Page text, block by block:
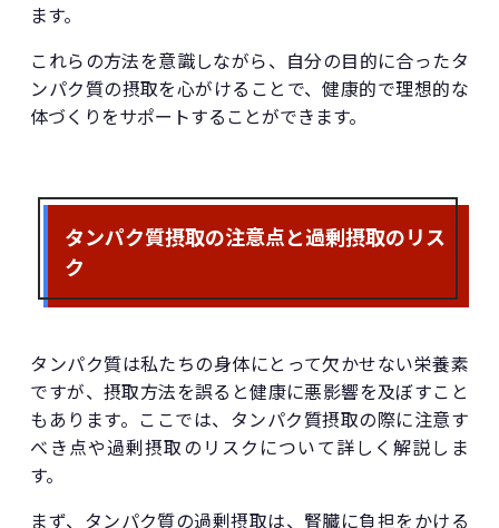
ます。
これらの方法を意識しながら、自分の目的に合ったタ
ンパク質の摂取を心がけることで、健康的で理想的な
体づくりをサポートすることができます。
タンパク質摂取の注意点と過剰摂取のリス
ク
タンパク質は私たちの身体にとって欠かせない栄養素
ですが、摂取方法を誤ると健康に悪影響を及ぼすこと
もあります。ここでは、タンパク質摂取の際に注意す
べき点や過剰摂取のリスクについて詳しく解説しま
す。
まず、タンパク質の過剰摂取は、腎臓に負担をかける